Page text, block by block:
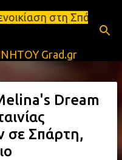
περιεχόμενο
Ενοικιάσεις
Grad.gr
Dream
σε Σπάρτη,